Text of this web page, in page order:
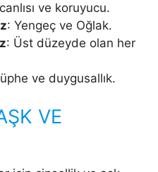
ve koruyucu.
: Yengeç ve Oğlak.
: Üst düzeyde olan her
ve duygusallık.
VE